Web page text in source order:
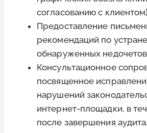
согласованию с
Предоставление
рекомендаций по
обнаруженных
Консультационное
посвященное
нарушений
интернет-площадки, в
после завершения аудита.